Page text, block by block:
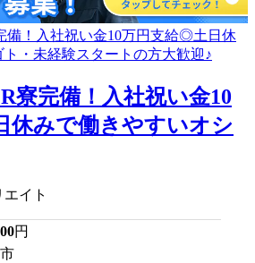
寮完備！入社祝い金10
休みで働きやすいオシ
イト
円